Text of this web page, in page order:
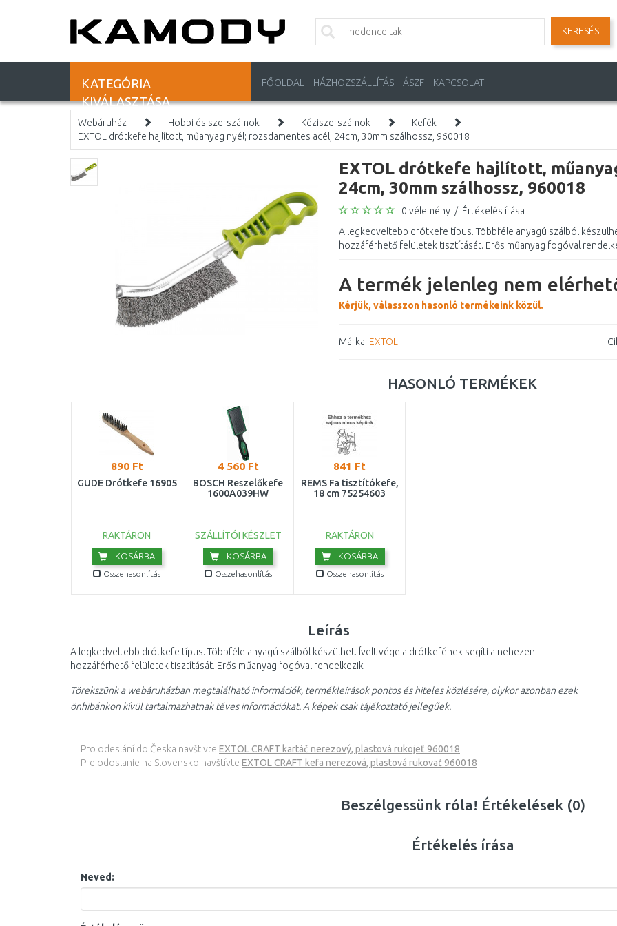
KERESÉS
KATEGÓRIA
KIVÁLASZTÁSA
FŐOLDAL HÁZHOZSZÁLLÍTÁS ÁSZF KAPCSOLAT
Webáruház Hobbi és szerszámok Kéziszerszámok
Kefék
EXTOL drótkefe hajlított, műanyag nyél; rozsdamentes acél, 24cm, 30mm szálhossz, 960018
EXTOL drótkefe hajlított,
24cm, 30mm szálhossz, 960018
0 vélemény / Értékelés írása
A legkedveltebb drótkefe típus. Többféle anyagú szálból
hozzáférhető felületek tisztítását. Erős műanyag fogóval
A termék jelenleg nem
Kérjük, válasszon hasonló termékeink közül.
Márka: EXTOL
HASONLÓ TERMÉKEK
890 Ft
GÜDE Drótkefe 16905
RAKTÁRON
KOSÁRBA
Összehasonlítás
4 560 Ft
BOSCH Reszelőkefe
1600A039HW
SZÁLLÍTÓI KÉSZLET
KOSÁRBA
Összehasonlítás
841 Ft
REMS Fa tisztítókefe,
18 cm 75254603
RAKTÁRON
KOSÁRBA
Összehasonlítás
Leírás
A legkedveltebb drótkefe típus. Többféle anyagú szálból készülhet. Ívelt vége a drótkefének segíti a nehezen
hozzáférhető felületek tisztítását. Erős műanyag fogóval rendelkezik
Törekszünk a webáruházban megtalálható információk, termékleírások pontos és hiteles közlésére, olykor azonban ezek
önhibánkon kívül tartalmazhatnak téves információkat. A képek csak tájékoztató jellegűek.
Pro odeslání do Česka navštivte EXTOL CRAFT kartáč nerezový, plastová rukojeť 960018
Pre odoslanie na Slovensko navštívte EXTOL CRAFT kefa nerezová, plastová rukoväť 960018
Beszélgessünk róla! Értékelések (0)
Értékelés írása
Neved: